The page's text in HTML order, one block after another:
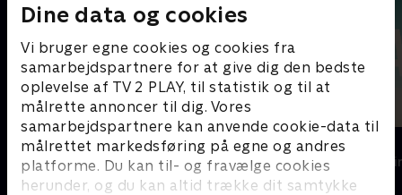
Dine data og cookies
Vi bruger egne cookies og cookies fra
samarbejdspartnere for at give dig den bedste
oplevelse af TV 2 PLAY, til statistik og til at
målrette annoncer til dig. Vores
samarbejdspartnere kan anvende cookie-data til
målrettet markedsføring på egne og andres
platforme. Du kan til- og fravælge cookies
herunder, og du kan altid trække dit samtykke
Fornyet mistanke
Krimi & Spænding • 2 sæsoner
The Au Pair
Krimi &